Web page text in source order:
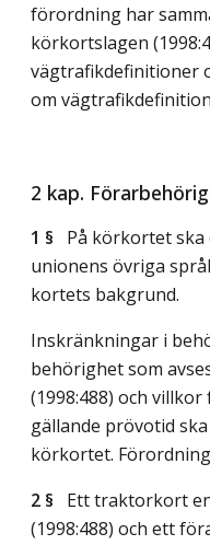
förordning har
körkortslagen
vägtrafikdefinitioner
om
2 kap.
1 § På körkortet
unionens övriga
kortets bakgrund.
Inskränkningar i
behörighet som
(1998:488) och
gällande prövotid
körkortet. Förordning
2 § Ett traktorkort
(1998:488) och ett